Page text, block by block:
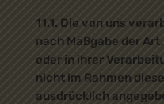
11.1. Die von uns
nach Maßgabe der
oder in ihrer
nicht im Rahmen
ausdrücklich